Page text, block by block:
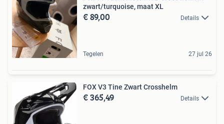
zwart/turquoise, maat XL
€ 89,00 Details
Tegelen 27 jul 26
FOX V3 Tine Zwart Crosshelm
€ 365,49 Details